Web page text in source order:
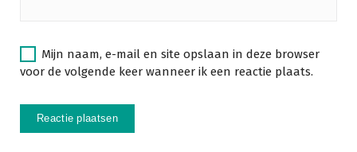
Mijn naam, e-mail en site opslaan in deze browser
voor de volgende keer wanneer ik een reactie plaats.